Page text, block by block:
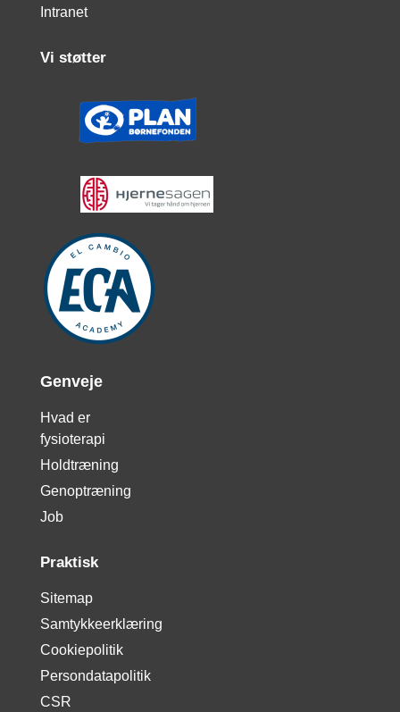
Intranet
Vi støtter
Genveje
Hvad er
fysioterapi
Holdtræning
Genoptræning
Job
Praktisk
Sitemap
Samtykkeerklæring
Cookiepolitik
Persondatapolitik
CSR